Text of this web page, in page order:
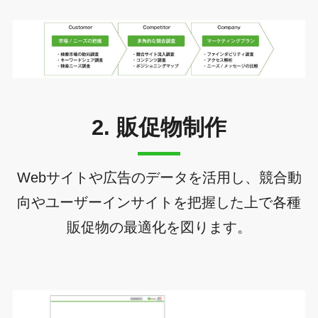
2. 販促物制作
Webサイトや広告のデータを活用し、競合動
向やユーザーインサイトを把握した上で各種
販促物の最適化を図ります。